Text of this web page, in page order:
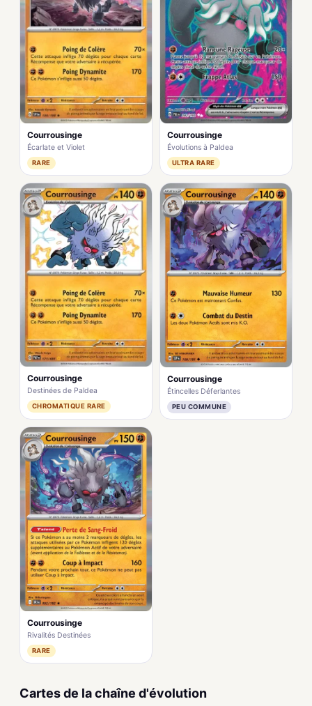
Courrousinge
Écarlate et Violet
RARE
Courrousinge
Évolutions à Paldea
ULTRA RARE
Courrousinge
Destinées de Paldea
CHROMATIQUE RARE
Courrousinge
Étincelles Déferlantes
PEU COMMUNE
Courrousinge
Rivalités Destinées
RARE
Cartes de la chaîne d'évolution